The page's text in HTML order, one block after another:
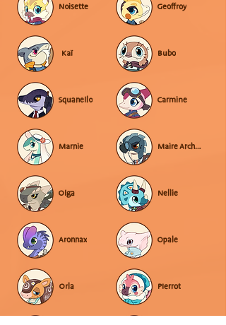
Noisette
Kaï
Squanello
Marnie
Olga
Aronnax
Orla
Geoffroy
Bubo
Carmine
Maire Archipatte
Nellie
Opale
Pierrot